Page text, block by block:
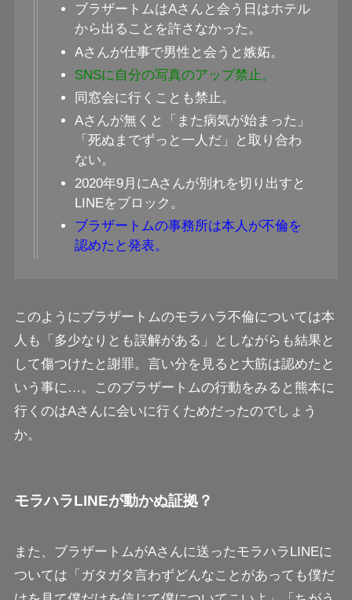
ブラザートムはAさんと会う日はホテル
から出ることを許さなかった。
Aさんが仕事で男性と会うと嫉妬。
SNSに自分の写真のアップ禁止。
同窓会に行くことも禁止。
Aさんが無くと「また病気が始まった」
「死ぬまでずっと一人だ」と取り合わ
ない。
2020年9月にAさんが別れを切り出すと
LINEをブロック。
ブラザートムの事務所は本人が不倫を
認めたと発表。
このようにブラザートムのモラハラ不倫については本
人も「多少なりとも誤解がある」としながらも結果と
して傷つけたと謝罪。言い分を見ると大筋は認めたと
いう事に…。このブラザートムの行動をみると熊本に
行くのはAさんに会いに行くためだったのでしょう
か。
モラハラLINEが動かぬ証拠？
また、ブラザートムがAさんに送ったモラハラLINEに
ついては 「ガタガタ言わずどんなことがあっても僕だ